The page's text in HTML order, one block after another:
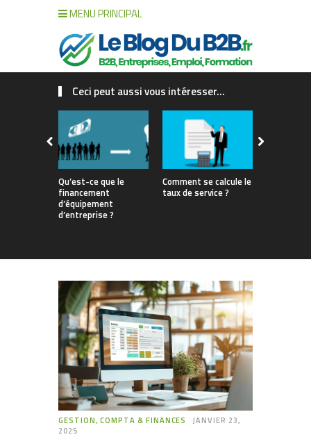
MENU PRINCIPAL
Ceci peut aussi vous intéresser...
Qu’est-ce que le
financement
d’équipement
d’entreprise ?
Comment se calcule le
taux de service ?
GESTION, COMPTA & FINANCES
JANVIER 23,
2025